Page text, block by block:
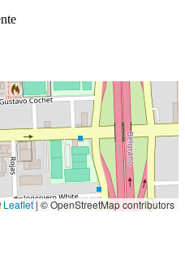
Leaflet|© OpenStreetMap contributors